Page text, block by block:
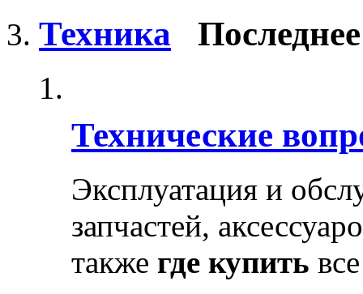
Техника
Технические
Эксплуатация и
запчастей,
также где купить